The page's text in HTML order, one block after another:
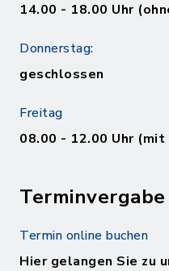
14.00 - 18.00 Uhr
Donnerstag:
geschlossen
Freitag
08.00 - 12.00 Uhr (mit
Terminvergabe
Termin online buchen
Hier gelangen Sie zu